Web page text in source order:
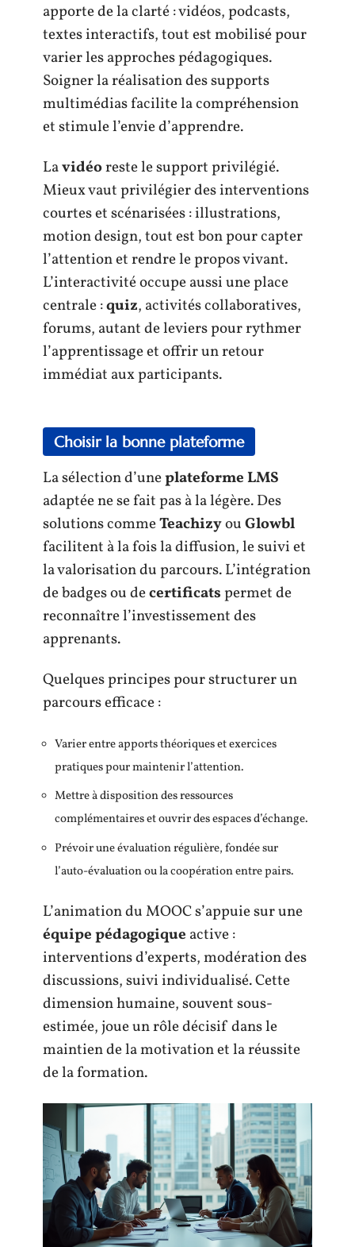
apporte de la clarté : vidéos, podcasts,
textes interactifs, tout est mobilisé pour
varier les approches pédagogiques.
Soigner la réalisation des supports
multimédias facilite la compréhension
et stimule l’envie d’apprendre.
Lavidéoreste le support privilégié.
Mieux vaut privilégier des interventions
courtes et scénarisées : illustrations,
motion design, tout est bon pour capter
l’attention et rendre le propos vivant.
L’interactivité occupe aussi une place
centrale :quiz, activités collaboratives,
forums, autant de leviers pour rythmer
l’apprentissage et offrir un retour
immédiat aux participants.
Choisir la bonne plateforme
La sélection d’uneplateforme LMS
adaptée ne se fait pas à la légère. Des
solutions commeTeachizyouGlowbl
facilitent à la fois la diffusion, le suivi et
la valorisation du parcours. L’intégration
de badges ou decertificatspermet de
reconnaître l’investissement des
apprenants.
Quelques principes pour structurer un
parcours efficace :
Varier entre apports théoriques et exercices
pratiques pour maintenir l’attention.
Mettre à disposition des ressources
complémentaires et ouvrir des espaces d’échange.
Prévoir une évaluation régulière, fondée sur
l’auto-évaluation ou la coopération entre pairs.
L’animation du MOOC s’appuie sur une
équipe pédagogique active :
interventions d’experts, modération des
discussions, suivi individualisé. Cette
dimension humaine, souvent sous-
estimée, joue un rôle décisif dans le
maintien de la motivation et la réussite
de la formation.